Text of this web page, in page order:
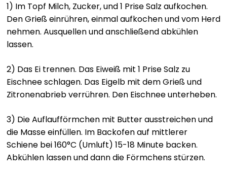
1) Im Topf Milch, Zucker, und 1 Prise Salz aufkochen.
Den Grieß einrühren, einmal aufkochen und vom Herd
nehmen. Ausquellen und anschließend abkühlen
lassen.
2) Das Ei trennen. Das Eiweiß mit 1 Prise Salz zu
Eischnee schlagen. Das Eigelb mit dem Grieß und
Zitronenabrieb verrühren. Den Eischnee unterheben.
3) Die Auflaufförmchen mit Butter ausstreichen und
die Masse einfüllen. Im Backofen auf mittlerer
Schiene bei 160°C (Umluft) 15-18 Minute backen.
Abkühlen lassen und dann die Förmchens stürzen.